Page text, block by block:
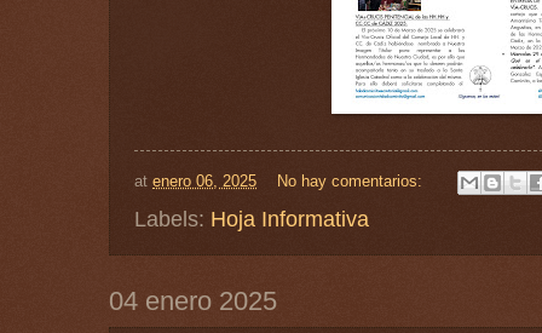
at enero 06, 2025 No hay comentarios:
Labels: Hoja Informativa
04 enero 2025